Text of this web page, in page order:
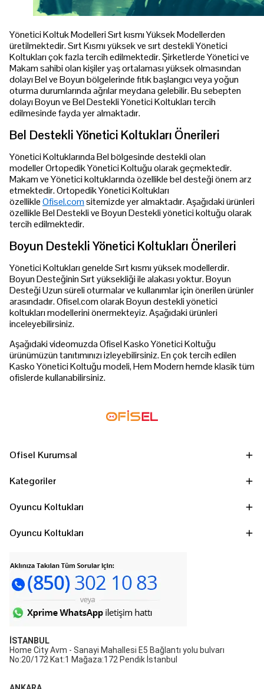
Yönetici Koltuk Modelleri Sırt kısmı Yüksek Modellerden
üretilmektedir. Sırt Kısmı yüksek ve sırt destekli Yönetici
Koltukları çok fazla tercih edilmektedir. Şirketlerde Yönetici ve
Makam sahibi olan kişiler yaş ortalaması yüksek olmasından
dolayı Bel ve Boyun bölgelerinde fıtık başlangıcı veya yoğun
oturma durumlarında ağrılar meydana gelebilir. Bu sebepten
dolayı Boyun ve Bel Destekli Yönetici Koltukları tercih
edilmesinde fayda yer almaktadır.
Bel Destekli Yönetici Koltukları Önerileri
Yönetici Koltuklarında Bel bölgesinde destekli olan
modeller Ortopedik Yönetici Koltuğu olarak geçmektedir.
Makam ve Yönetici koltuklarında özellikle bel desteği önem arz
etmektedir. Ortopedik Yönetici Koltukları
özellikleOfisel.comsitemizde yer almaktadır. Aşağıdaki ürünleri
özellikle Bel Destekli ve Boyun Destekli yönetici koltuğu olarak
tercih edilmektedir.
Boyun Destekli Yönetici Koltukları Önerileri
Yönetici Koltukları genelde Sırt kısmı yüksek modellerdir.
Boyun Desteğinin Sırt yüksekliği ile alakası yoktur. Boyun
Desteği Uzun süreli oturmalar ve kullanımlar için önerilen ürünler
arasındadır. Ofisel.com olarak Boyun destekli yönetici
koltukları modellerini önermekteyiz. Aşağıdaki ürünleri
inceleyebilirsiniz.
Aşağıdaki videomuzda Ofisel Kasko Yönetici Koltuğu
ürünümüzün tanıtımınızı izleyebilirsiniz. En çok tercih edilen
Kasko Yönetici Koltuğu modeli, Hem Modern hemde klasik tüm
ofislerde kullanabilirsiniz.
Ofisel Kurumsal
Kategoriler
Oyuncu Koltukları
Oyuncu Koltukları
İSTANBUL
Home City Avm - Sanayi Mahallesi E5 Bağlantı yolu bulvarı
No:20/172 Kat:1 Mağaza:172 Pendik İstanbul